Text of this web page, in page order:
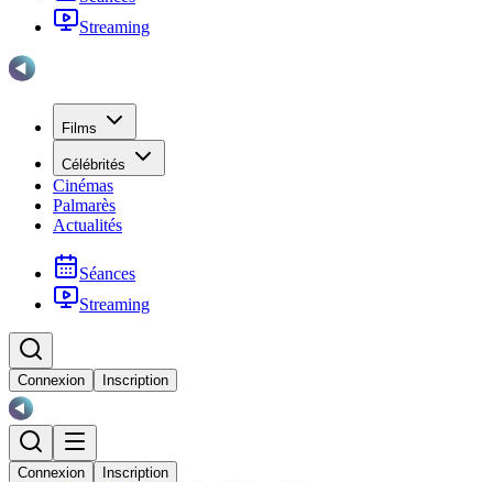
Streaming
Films
Célébrités
Cinémas
Palmarès
Actualités
Séances
Streaming
Connexion Inscription
Connexion Inscription